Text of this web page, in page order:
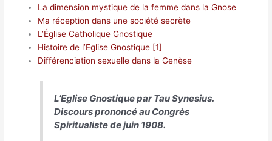
La dimension mystique de la femme dans la Gnose
Ma réception dans une société secrète
L’Église Catholique Gnostique
Histoire de l’Eglise Gnostique [1]
Différenciation sexuelle dans la Genèse
L’Eglise Gnostique par Tau Synesius.
Discours prononcé au Congrès
Spiritualiste de juin 1908.